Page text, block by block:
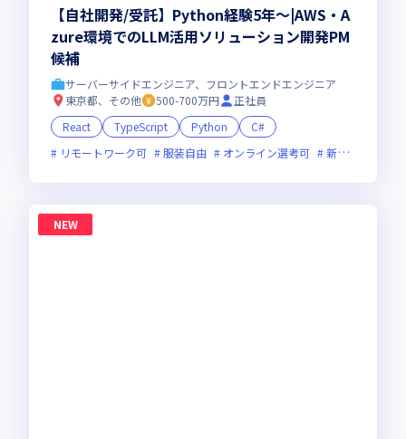
【自社開発/受託】Python経験5年～|AWS・A
zure環境でのLLM活用ソリューション開発PM
候補
サーバーサイドエンジニア、フロントエンドエンジニア
東京都、その他
500-700万円
正社員
React
TypeScript Python
C#
リモートワーク可
服装自由 オンライン選考可 新規立ち上げ
NEW